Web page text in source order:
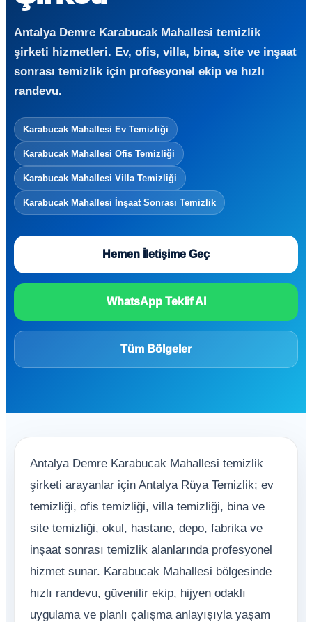
Antalya Demre Karabucak Mahallesi temizlik
şirketi hizmetleri. Ev, ofis, villa, bina, site ve inşaat
sonrası temizlik için profesyonel ekip ve hızlı
randevu.
Karabucak Mahallesi Ev Temizliği
Karabucak Mahallesi Ofis Temizliği
Karabucak Mahallesi Villa Temizliği
Karabucak Mahallesi İnşaat Sonrası Temizlik
Hemen İletişime Geç
WhatsApp Teklif Al
Tüm Bölgeler
Antalya Demre Karabucak Mahallesi temizlik
şirketi arayanlar için Antalya Rüya Temizlik; ev
temizliği, ofis temizliği, villa temizliği, bina ve
site temizliği, okul, hastane, depo, fabrika ve
inşaat sonrası temizlik alanlarında profesyonel
hizmet sunar. Karabucak Mahallesi bölgesinde
hızlı randevu, güvenilir ekip, hijyen odaklı
uygulama ve planlı çalışma anlayışıyla yaşam